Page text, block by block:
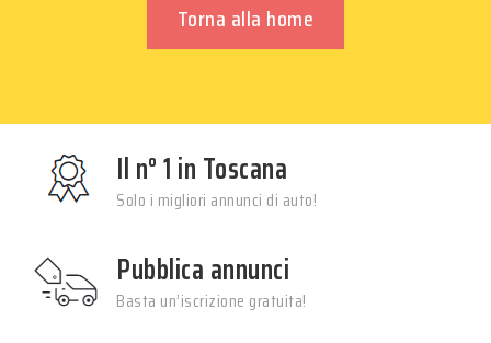
Torna alla home
Il n° 1 in Toscana
Solo i migliori annunci di auto!
Pubblica annunci
Basta un’iscrizione gratuita!